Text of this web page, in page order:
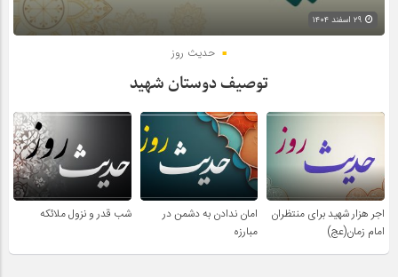
حدیث روز
توصیف دوستان شهید
اجر هزار شهید برای منتظران
امام زمان(عج)
امان ندادن به دشمن در
مبارزه
شب قدر و نزول ملائکه